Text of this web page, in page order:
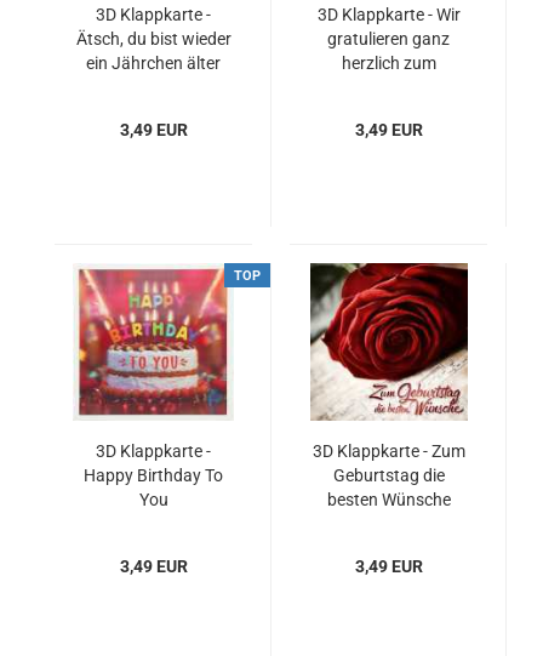
3D Klappkarte -
Ätsch, du bist wieder
ein Jährchen älter
3,49 EUR
3D Klappkarte - Wir
gratulieren ganz
herzlich zum
3,49 EUR
TOP
3D Klappkarte -
Happy Birthday To
You
3,49 EUR
3D Klappkarte - Zum
Geburtstag die
besten Wünsche
3,49 EUR